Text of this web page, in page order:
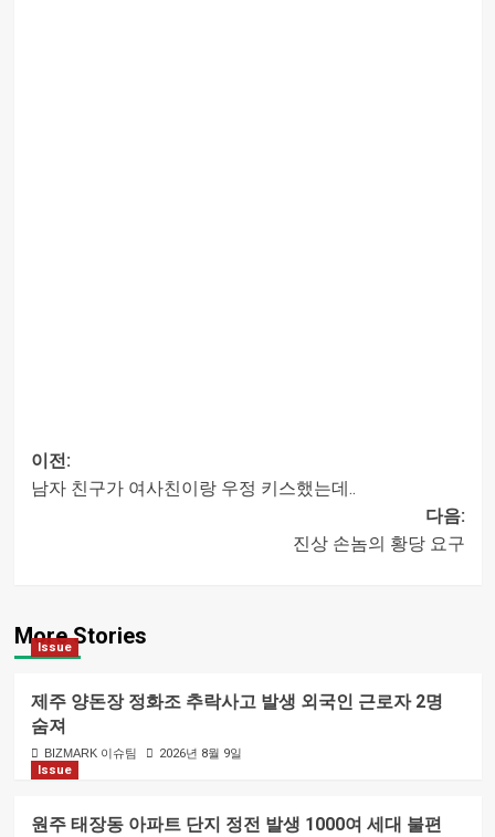
이전:
남자 친구가 여사친이랑 우정 키스했는데..
다음:
진상 손놈의 황당 요구
More Stories
Issue
제주 양돈장 정화조 추락사고 발생 외국인 근로자 2명
숨져
BIZMARK 이슈팀
2026년 8월 9일
Issue
원주 태장동 아파트 단지 정전 발생 1000여 세대 불편